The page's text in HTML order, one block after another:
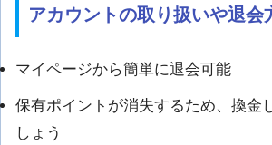
アカウントの取り扱いや退会
マイページから簡単に退会可能
保有ポイントが消失するため、換金
しょう